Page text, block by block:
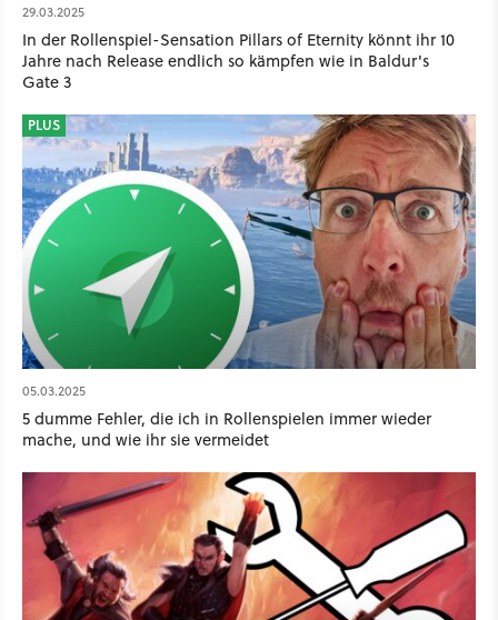
29.03.2025
In der Rollenspiel-Sensation Pillars of Eternity könnt ihr 10
Jahre nach Release endlich so kämpfen wie in Baldur's
Gate 3
PLUS
05.03.2025
5 dumme Fehler, die ich in Rollenspielen immer wieder
mache, und wie ihr sie vermeidet